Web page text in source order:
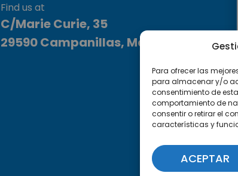
Para ofrecer las
para almacenar y/o
consentimiento de
comportamiento de
consentir o retirar el
características y
ACEPTAR
Find us at
C/Marie Curie, 35
29590 Campanillas, Málaga